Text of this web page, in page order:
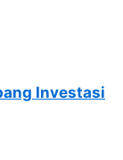
Investasi